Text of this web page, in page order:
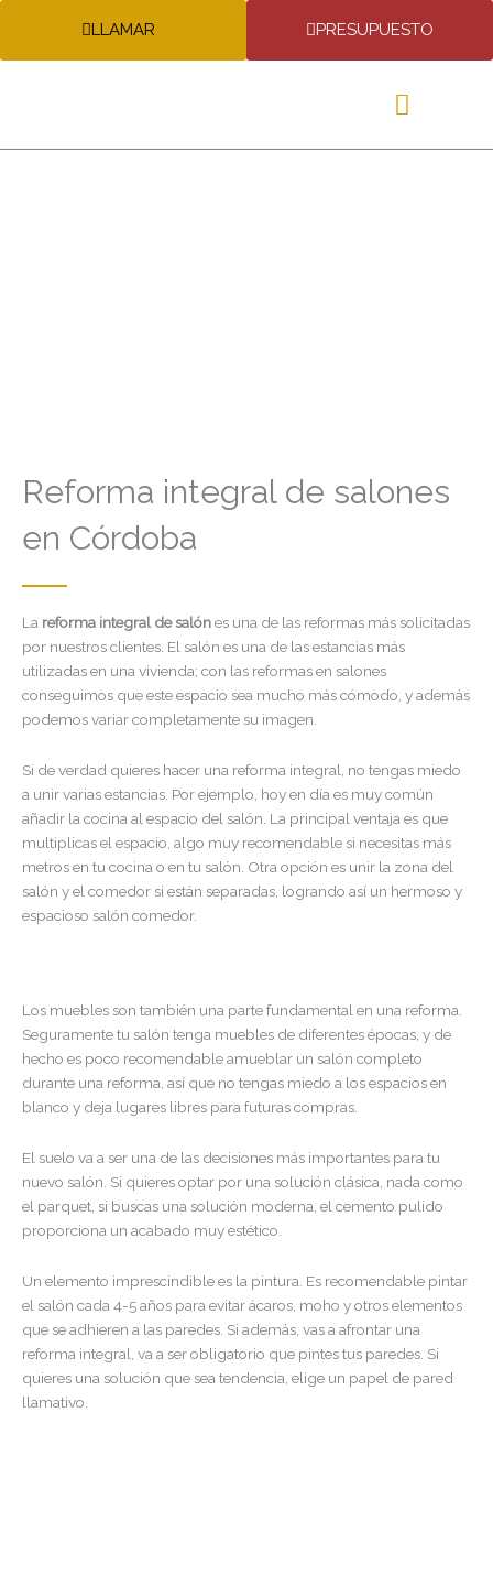
LLAMAR PRESUPUESTO
Reforma integral de salones
en Córdoba
La reforma integral de salónes una de las reformas más solicitadas
por nuestros clientes. El salón es una de las estancias más
utilizadas en una vivienda; con las reformas en salones
conseguimos que este espacio sea mucho más cómodo, y además
podemos variar completamente su imagen.
Si de verdad quieres hacer una reforma integral, no tengas miedo
a unir varias estancias. Por ejemplo, hoy en día es muy común
añadir la cocina al espacio del salón. La principal ventaja es que
multiplicas el espacio, algo muy recomendable si necesitas más
metros en tu cocina o en tu salón. Otra opción es unir la zona del
salón y el comedor si están separadas, logrando así un hermoso y
espacioso salón comedor.
Los muebles son también una parte fundamental en una reforma.
Seguramente tu salón tenga muebles de diferentes épocas, y de
hecho es poco recomendable amueblar un salón completo
durante una reforma, así que no tengas miedo a los espacios en
blanco y deja lugares libres para futuras compras.
El suelo va a ser una de las decisiones más importantes para tu
nuevo salón. Si quieres optar por una solución clásica, nada como
el parquet, si buscas una solución moderna, el cemento pulido
proporciona un acabado muy estético.
Un elemento imprescindible es la pintura. Es recomendable pintar
el salón cada 4-5 años para evitar ácaros, moho y otros elementos
que se adhieren a las paredes. Si además, vas a afrontar una
reforma integral, va a ser obligatorio que pintes tus paredes. Si
quieres una solución que sea tendencia, elige un papel de pared
llamativo.